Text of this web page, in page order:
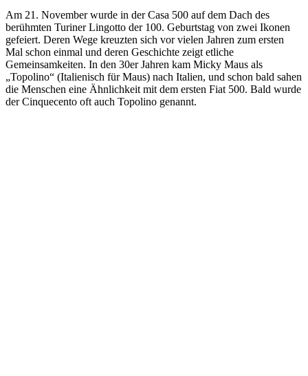
Am 21. November wurde in der Casa 500 auf dem Dach des
berühmten Turiner Lingotto der 100. Geburtstag von zwei Ikonen
gefeiert. Deren Wege kreuzten sich vor vielen Jahren zum ersten
Mal schon einmal und deren Geschichte zeigt etliche
Gemeinsamkeiten. In den 30er Jahren kam Micky Maus als
„Topolino“ (Italienisch für Maus) nach Italien, und schon bald sahen
die Menschen eine Ähnlichkeit mit dem ersten Fiat 500. Bald wurde
der Cinquecento oft auch Topolino genannt.